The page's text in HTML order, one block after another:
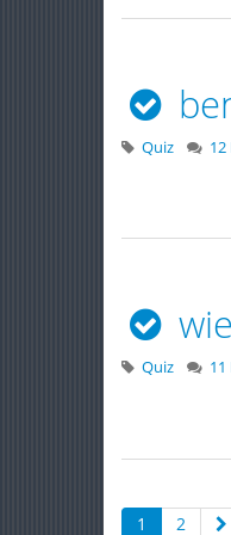
Quiz 12
Quiz 11
1 2